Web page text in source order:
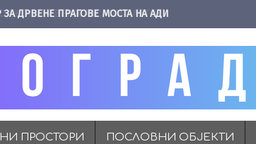
ЗА ДРВЕНЕ ПРАГОВЕ МОСТА НА АДИ
ПРОСТОРИ ПОСЛОВНИ ОБЈЕКТИ